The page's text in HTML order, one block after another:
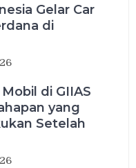
Gelar Car
di
di GIIAS
yang
Setelah